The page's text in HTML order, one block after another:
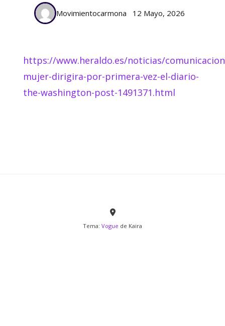
Movimientocarmona 12 Mayo, 2026
https://www.heraldo.es/noticias/
mujer-dirigira-por-primera-vez-el-diario-
the-washington-post-1491371.html
Tema: Vogue de Kaira